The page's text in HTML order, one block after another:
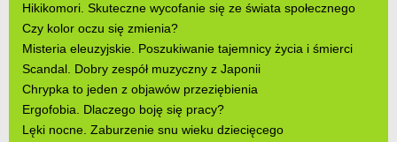
Hikikomori. Skuteczne wycofanie się ze świata społecznego
Czy kolor oczu się zmienia?
Misteria eleuzyjskie. Poszukiwanie tajemnicy życia i śmierci
Scandal. Dobry zespół muzyczny z Japonii
Chrypka to jeden z objawów przeziębienia
Ergofobia. Dlaczego boję się pracy?
Lęki nocne. Zaburzenie snu wieku dziecięcego